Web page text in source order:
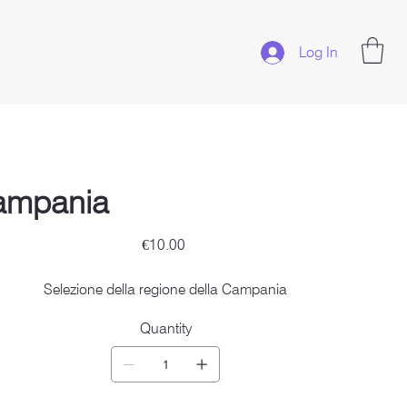
Log In
Price
€10.00
Selezione della regione della Campania
Quantity